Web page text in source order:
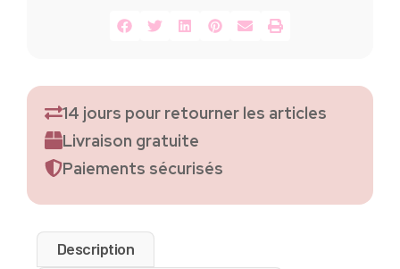
14 jours pour retourner les articles
Livraison gratuite
Paiements sécurisés
Description